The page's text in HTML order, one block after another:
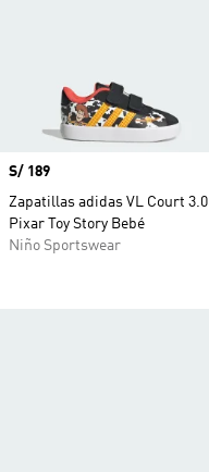
Precio
S/ 189
Zapatillas adidas VL Court 3.0
Pixar Toy Story Bebé
Niño Sportswear